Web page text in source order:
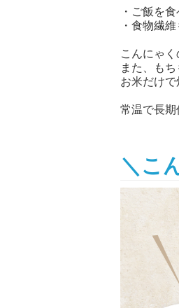
・ご飯を
・食物繊
こんにゃ
また、もち
お米だけで
常温で長
＼こ